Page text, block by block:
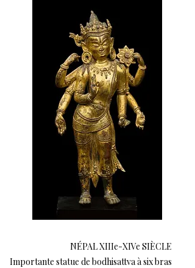
NÉPAL XIIIe-XIVe SIÈCLE
Importante statue de bodhisattva à six bras